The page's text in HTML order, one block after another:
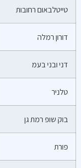
טייטלבאום רחובות
דורון רמלה
דני ובני בעמ
טלניר
בוק שופ רמת גן
פורת